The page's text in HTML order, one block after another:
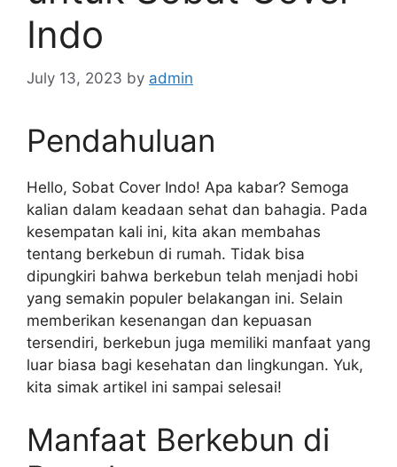
Indo
July 13, 2023 by admin
Pendahuluan
Hello, Sobat Cover Indo! Apa kabar? Semoga
kalian dalam keadaan sehat dan bahagia. Pada
kesempatan kali ini, kita akan membahas
tentang berkebun di rumah. Tidak bisa
dipungkiri bahwa berkebun telah menjadi hobi
yang semakin populer belakangan ini. Selain
memberikan kesenangan dan kepuasan
tersendiri, berkebun juga memiliki manfaat yang
luar biasa bagi kesehatan dan lingkungan. Yuk,
kita simak artikel ini sampai selesai!
Manfaat Berkebun di